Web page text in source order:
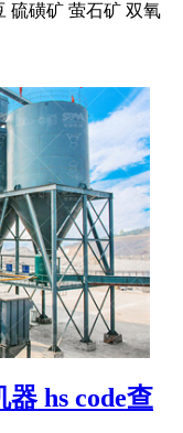
硫磺矿 萤石矿 双氧
hs code查